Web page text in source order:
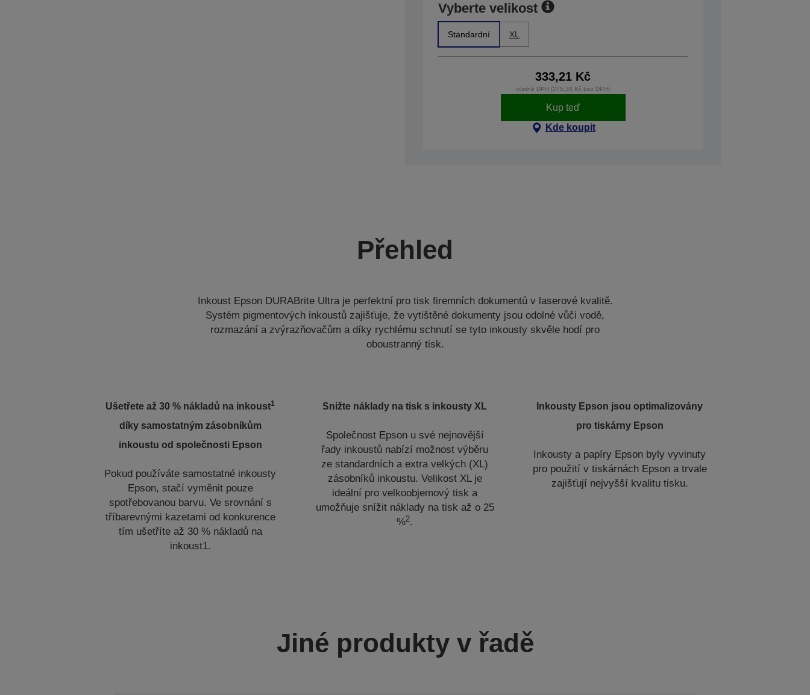
Vyberte velikost
Standardní XL
333,21 Kč
včetně DPH (275,38 Kč bez DPH)
Kup teď
Kde koupit
Přehled
Inkoust Epson DURABrite Ultra je perfektní pro tisk firemních dokumentů v laserové kvalitě.
Systém pigmentových inkoustů zajišťuje, že vytištěné dokumenty jsou odolné vůči vodě,
rozmazání a zvýrazňovačům a díky rychlému schnutí se tyto inkousty skvěle hodí pro
oboustranný tisk.
Ušetřete až 30 % nákladů na inkoust1
díky samostatným zásobníkům
inkoustu od společnosti Epson
Pokud používáte samostatné inkousty
Epson, stačí vyměnit pouze
spotřebovanou barvu. Ve srovnání s
tříbarevnými kazetami od konkurence
tím ušetříte až 30 % nákladů na
inkoust1.
Snižte náklady na tisk s inkousty XL
Společnost Epson u své nejnovější
řady inkoustů nabízí možnost výběru
ze standardních a extra velkých (XL)
zásobníků inkoustu. Velikost XL je
ideální pro velkoobjemový tisk a
umožňuje snížit náklady na tisk až o 25
%2.
Inkousty Epson jsou optimalizovány
pro tiskárny Epson
Inkousty a papíry Epson byly vyvinuty
pro použití v tiskárnách Epson a trvale
zajišťují nejvyšší kvalitu tisku.
Jiné produkty v řadě